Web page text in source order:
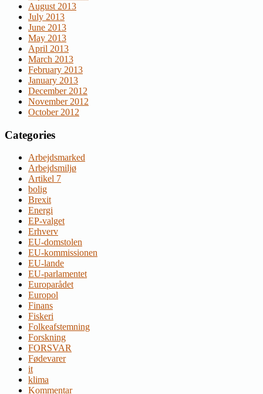
August 2013
July 2013
June 2013
May 2013
April 2013
March 2013
February 2013
January 2013
December 2012
November 2012
October 2012
Categories
Arbejdsmarked
Arbejdsmiljø
Artikel 7
bolig
Brexit
Energi
EP-valget
Erhverv
EU-domstolen
EU-kommissionen
EU-lande
EU-parlamentet
Europarådet
Europol
Finans
Fiskeri
Folkeafstemning
Forskning
FORSVAR
Fødevarer
it
klima
Kommentar